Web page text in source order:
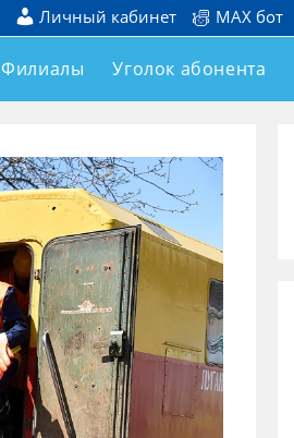
Личный кабинет MAX бот
Филиалы Уголок абонента